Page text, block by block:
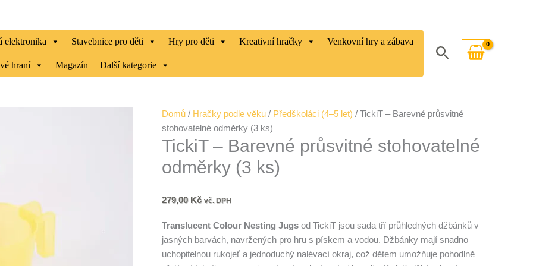
elektronika Stavebnice pro děti Hry pro děti Kreativní hračky Venkovní hry a zábava
hraní Magazín Další kategorie
Hledat
Domů / Hračky podle věku / Předškoláci (4–5 let) / TickiT – Barevné průsvitné
stohovatelné odměrky (3 ks)
TickiT – Barevné průsvitné stohovatelné
odměrky (3 ks)
279,00 Kč vč. DPH
Translucent Colour Nesting Jugs od TickiT jsou sada tří průhledných džbánků v
jasných barvách, navržených pro hru s pískem a vodou. Džbánky mají snadno
uchopitelnou rukojeť a jednoduchý nalévací okraj, což dětem umožňuje pohodlně
TickiT
-
Barevné
stohovatelné
(3
množství